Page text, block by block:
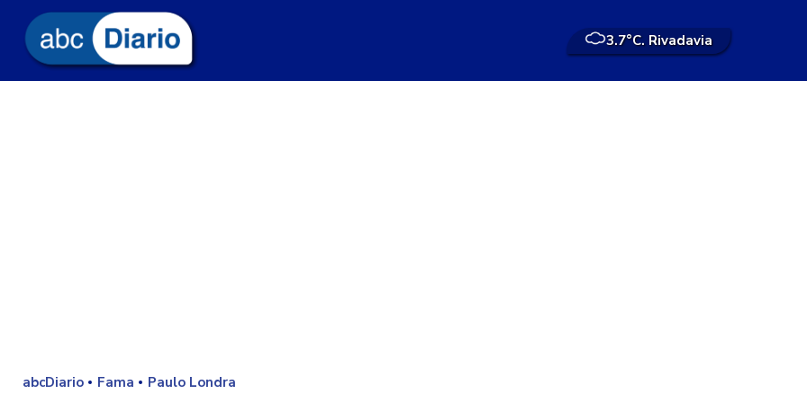
3.7°C. Rivadavia
abcDiario Fama Paulo Londra